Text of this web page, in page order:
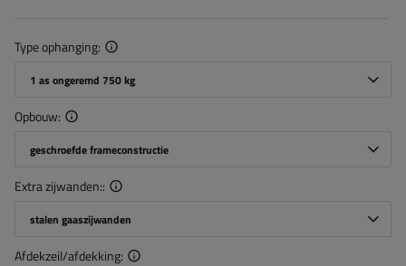
Type ophanging
1 as ongeremd 750 kg
Opbouw
geschroefde frameconstructie
Extra zijwanden:
stalen gaaszijwanden
Afdekzeil/afdekking